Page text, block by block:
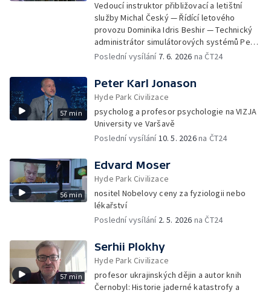
Vedoucí instruktor přibližovací a letištní
služby Michal Český — Řídící letového
provozu Dominika Idris Beshir — Technický
administrátor simulátorových systémů Petr
Dvořák a další
Poslední vysílání 7. 6. 2026 na ČT24
57 min
Peter Karl Jonason
Hyde Park Civilizace
psycholog a profesor psychologie na VIZJA
University ve Varšavě
Poslední vysílání10. 5. 2026na ČT24
56 min
Edvard Moser
Hyde Park Civilizace
nositel Nobelovy ceny za fyziologii nebo
lékařství
Poslední vysílání 2. 5. 2026 na ČT24
57 min
Serhii Plokhy
Hyde Park Civilizace
profesor ukrajinských dějin a autor knih
Černobyl: Historie jaderné katastrofy a